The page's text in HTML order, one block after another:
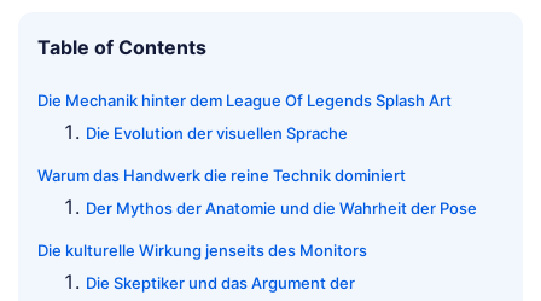
Table of Contents
Die Mechanik hinter dem League Of Legends Splash Art
Die Evolution der visuellen Sprache
Warum das Handwerk die reine Technik dominiert
Der Mythos der Anatomie und die Wahrheit der Pose
Die kulturelle Wirkung jenseits des Monitors
Die Skeptiker und das Argument der